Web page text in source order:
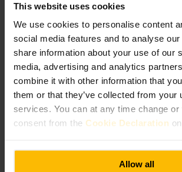
This website uses cookies
We use cookies to personalise content
social media features and to analyse
share information about your use of our
media, advertising and analytics
combine it with other information that
them or that they’ve collected from your
services. You can at any time change
consent from the Cookie Declaration
Allow all
notable de whiskies. Planches de fromages et de
pour être partagées. Équipe accueillante et
conseiller des accords vin/plateau ou orienter lors
Ambiance calme l’après‑midi, plus animée en
Planifiez votre visite
Prévoyez d’arriver en petit groupe ou en couple
pleinement des planches et des suggestions du